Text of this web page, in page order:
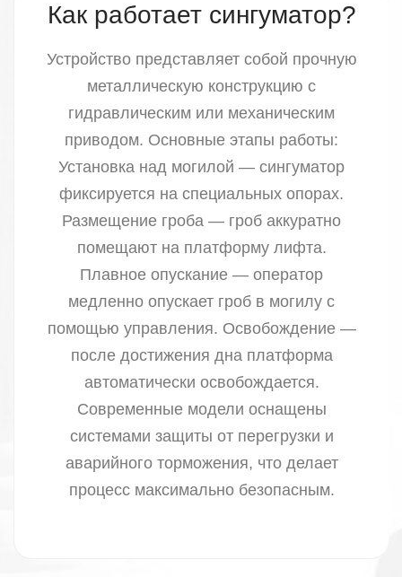
Как работает сингуматор?
Устройство представляет собой прочную
металлическую конструкцию с
гидравлическим или механическим
приводом. Основные этапы работы:
Установка над могилой — сингуматор
фиксируется на специальных опорах.
Размещение гроба — гроб аккуратно
помещают на платформу лифта.
Плавное опускание — оператор
медленно опускает гроб в могилу с
помощью управления. Освобождение —
после достижения дна платформа
автоматически освобождается.
Современные модели оснащены
системами защиты от перегрузки и
аварийного торможения, что делает
процесс максимально безопасным.